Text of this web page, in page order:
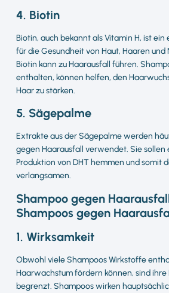
4. Biotin
Biotin, auch bekannt als Vitamin H, ist ein
für die Gesundheit von Haut, Haaren und
Biotin kann zu Haarausfall führen.
enthalten, können helfen, den
Haar zu stärken.
5. Sägepalme
Extrakte aus der Sägepalme werden
gegen Haarausfall verwendet. Sie sollen
Produktion von DHT hemmen und somit
verlangsamen.
Shampoo gegen
Shampoos gegen
1. Wirksamkeit
Obwohl viele Shampoos Wirkstoffe
Haarwachstum fördern können, sind ihre
begrenzt. Shampoos wirken